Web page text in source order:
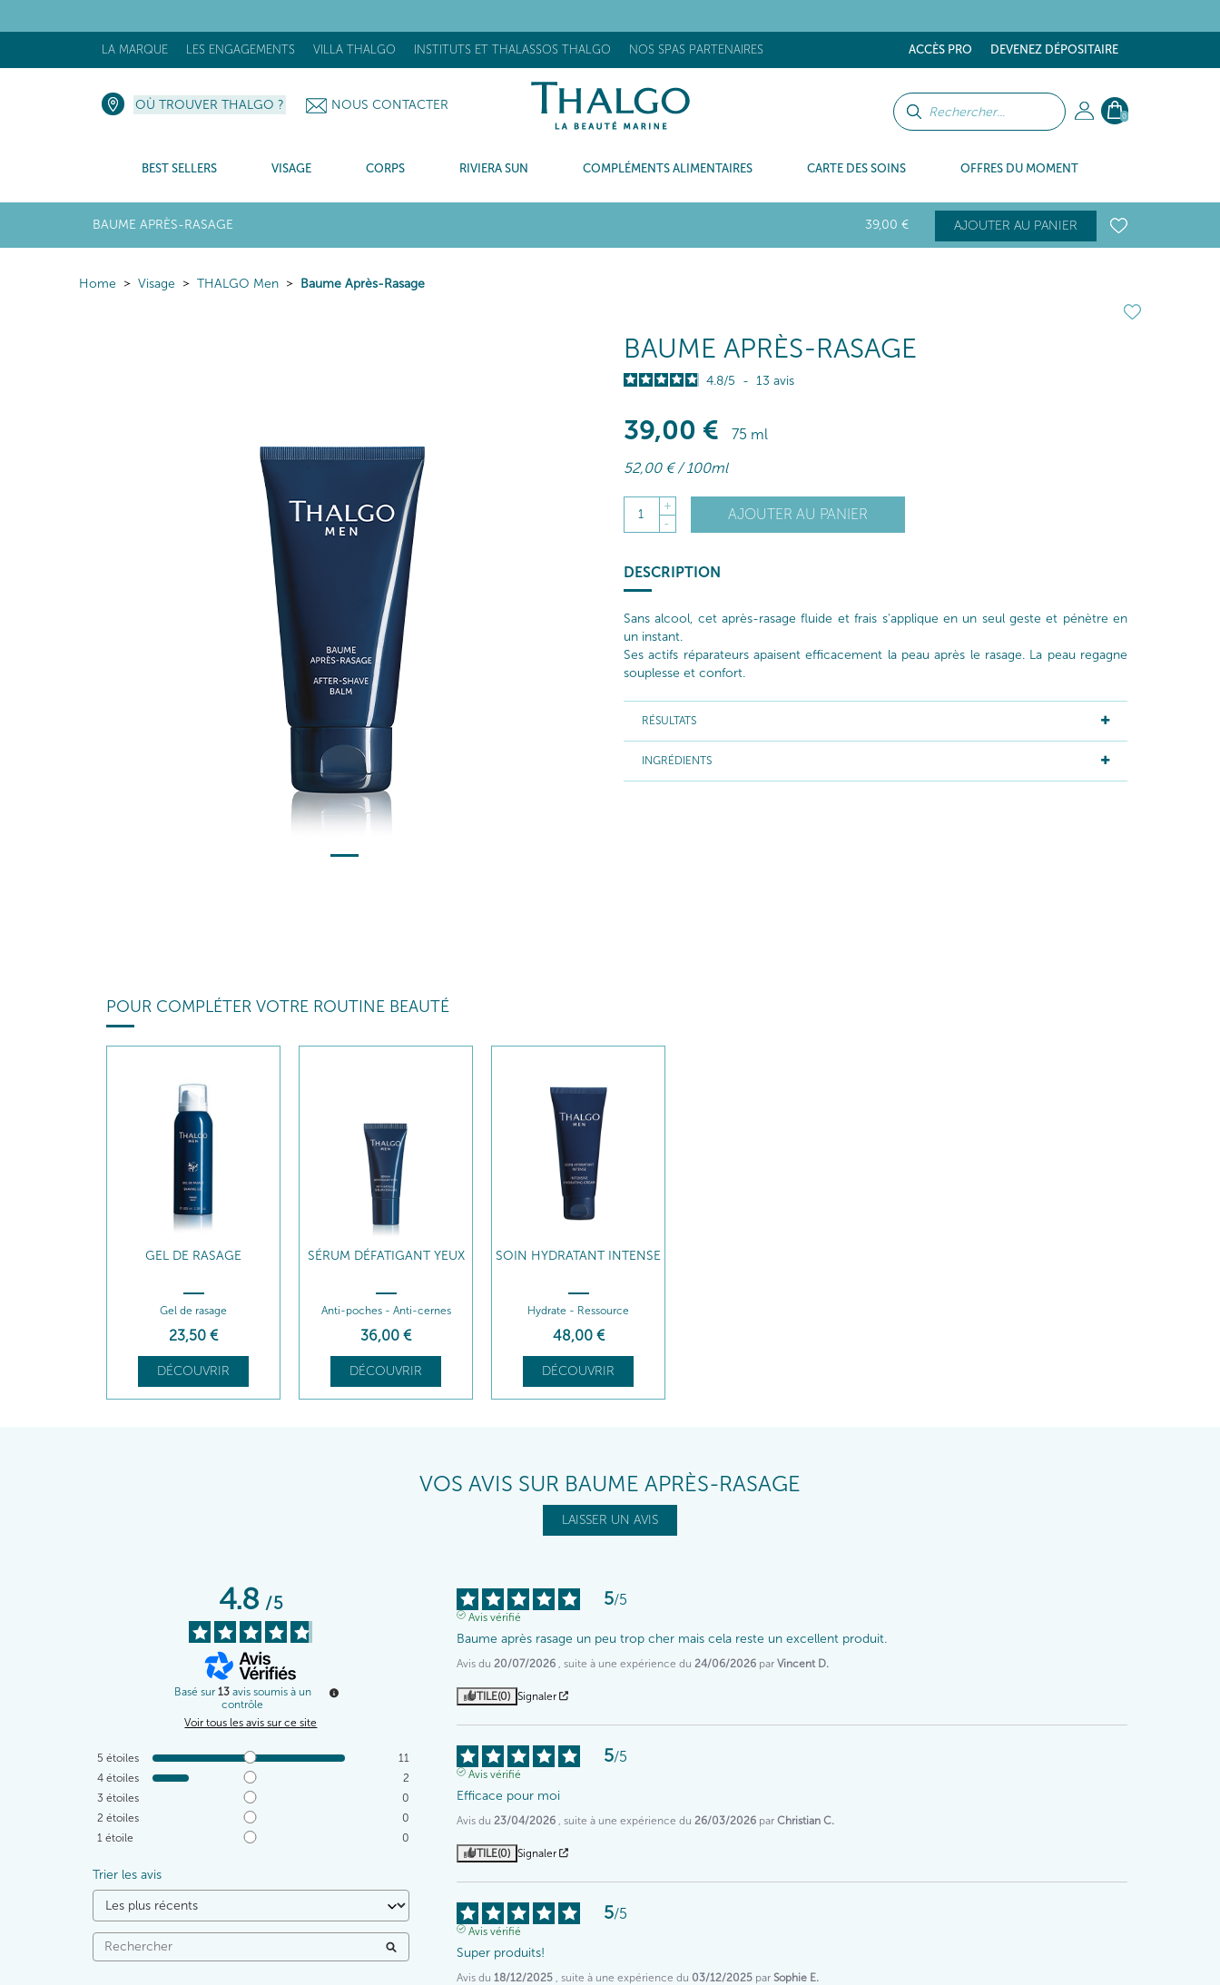
ACCÈS PRO DEVENEZ DÉPOSITAIRE
LA MARQUE LES ENGAGEMENTS VILLA THALGO INSTITUTS ET THALASSOS THALGO NOS SPAS PARTENAIRES
0
OÙ TROUVER THALGO ? NOUS CONTACTER
BEST SELLERS VISAGE CORPS RIVIERA SUN COMPLÉMENTS ALIMENTAIRES CARTE DES SOINS OFFRES DU MOMENT
BAUME APRÈS-RASAGE 39,00 € AJOUTER AU PANIER
Home Visage THALGO Men Baume Après-Rasage
BAUME APRÈS-RASAGE
4.8/5 - 13 avis
39,00 €
75 ml
52,00 €/ 100ml
1
+
-
AJOUTER AU PANIER
DESCRIPTION
Sans alcool, cet après-rasage fluide et frais s'applique en un seul geste et pénètre en
un instant.
Ses actifs réparateurs apaisent efficacement la peau après le rasage. La peau regagne
souplesse et confort.
RÉSULTATS
INGRÉDIENTS
POUR COMPLÉTER VOTRE ROUTINE BEAUTÉ
GEL DE RASAGE
Gel de rasage
23,50 €
DÉCOUVRIR
SÉRUM DÉFATIGANT YEUX
Anti-poches - Anti-cernes
36,00 €
DÉCOUVRIR
SOIN HYDRATANT INTENSE
Hydrate - Ressource
48,00 €
DÉCOUVRIR
VOS AVIS SUR BAUME APRÈS-RASAGE
LAISSER UN AVIS
4.8/5
Basé sur 13 avis soumis à un
contrôle
Voir tous les avis sur ce site
5 étoiles
11
4 étoiles
2
3 étoiles
0
2 étoiles
0
1 étoile 0
Trier les avis
5/5
Avis vérifié
Baume après rasage un peu trop cher mais cela reste un excellent produit.
Avis du 20/07/2026 , suite à une expérience du 24/06/2026 parVincent D.
UTILE(0) Signaler
5/5
Avis vérifié
Efficace pour moi
Avis du 23/04/2026 , suite à une expérience du 26/03/2026 parChristian C.
UTILE(0) Signaler
5/5
Avis vérifié
Super produits!
Avis du 18/12/2025 , suite à une expérience du 03/12/2025 parSophie E.